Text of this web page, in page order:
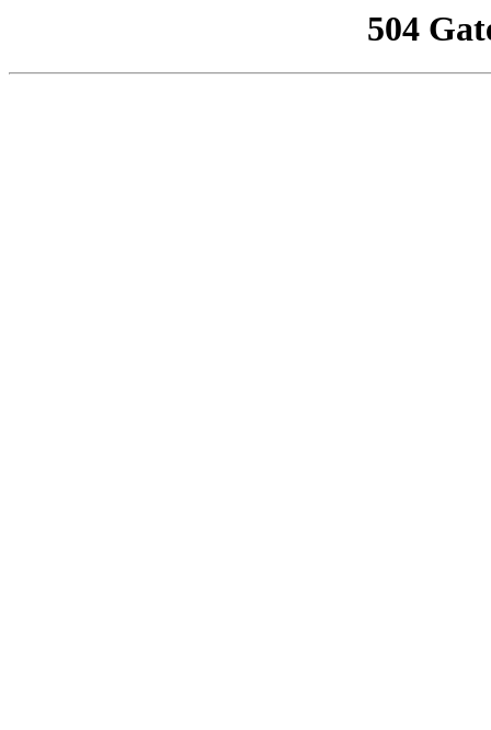
504